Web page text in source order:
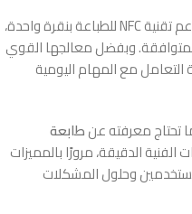
أيضًا بدعم تقنية NFC للطباعة بنقرة واحدة،
وبفضل معالجها القوي
التعامل مع المهام اليومية
تحتاج معرفته عنطابعة
الدقيقة، مرورًا بالمميزات
وحلول المشكلات